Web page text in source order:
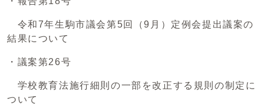
令和7年生駒市議会第5回（9月）定例会提出議案の
結果について
・議案第26号
学校教育法施行細則の一部を改正する規則の制定に
ついて